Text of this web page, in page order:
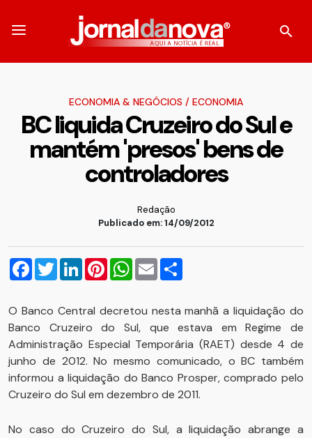
ECONOMIA & NEGÓCIOS / ECONOMIA
BC liquida Cruzeiro do Sul e
mantém 'presos' bens de
controladores
Redação
Publicado em: 14/09/2012
Facebook
TwitterLinkedInPinterestWhatsApp
Email
O Banco Central decretou nesta manhã a liquidação do
Banco Cruzeiro do Sul, que estava em Regime de
Administração Especial Temporária (RAET) desde 4 de
junho de 2012. No mesmo comunicado, o BC também
informou a liquidação do Banco Prosper, comprado pelo
Cruzeiro do Sul em dezembro de 2011.
No caso do Cruzeiro do Sul, a liquidação abrange a